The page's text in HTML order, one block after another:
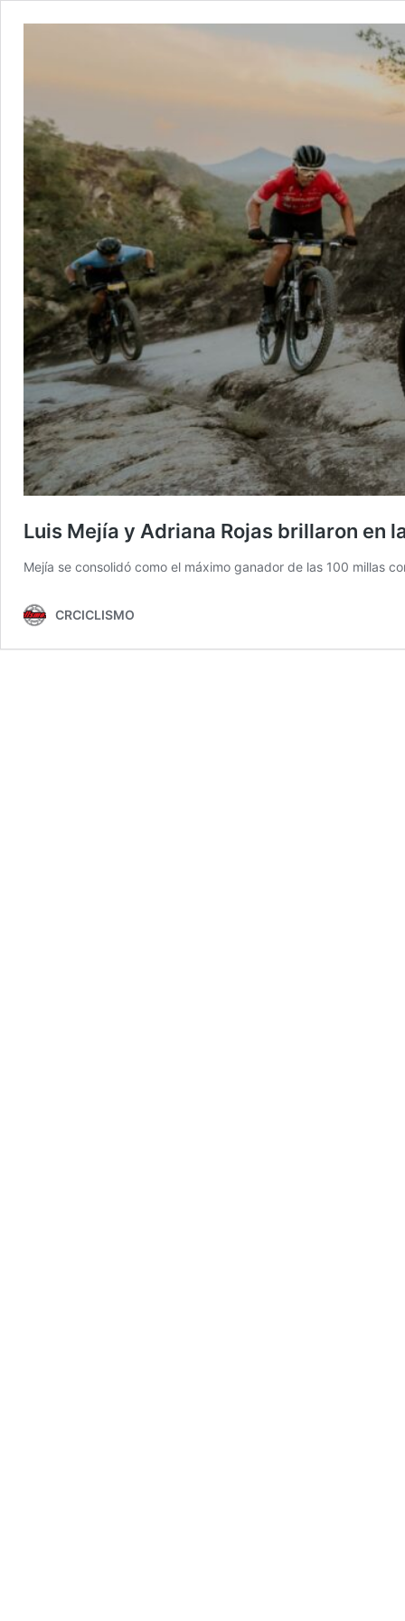
Luis Mejía y Adriana Rojas brillaron en
Mejía se consolidó como el máximo ganador de las 100 millas
CRCICLISMO